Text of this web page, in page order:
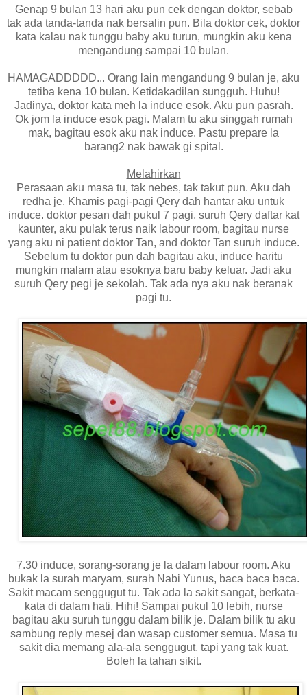
Genap 9 bulan 13 hari aku pun cek dengan doktor, sebab
tak ada tanda-tanda nak bersalin pun. Bila doktor cek, doktor
kata kalau nak tunggu baby aku turun, mungkin aku kena
mengandung sampai 10 bulan.
HAMAGADDDDD... Orang lain mengandung 9 bulan je, aku
tetiba kena 10 bulan. Ketidakadilan sungguh. Huhu!
Jadinya, doktor kata meh la induce esok. Aku pun pasrah.
Ok jom la induce esok pagi. Malam tu aku singgah rumah
mak, bagitau esok aku nak induce. Pastu prepare la
barang2 nak bawak gi spital.
Melahirkan
Perasaan aku masa tu, tak nebes, tak takut pun. Aku dah
redha je. Khamis pagi-pagi Qery dah hantar aku untuk
induce. doktor pesan dah pukul 7 pagi, suruh Qery daftar kat
kaunter, aku pulak terus naik labour room, bagitau nurse
yang aku ni patient doktor Tan, and doktor Tan suruh induce.
Sebelum tu doktor pun dah bagitau aku, induce haritu
mungkin malam atau esoknya baru baby keluar. Jadi aku
suruh Qery pegi je sekolah. Tak ada nya aku nak beranak
pagi tu.
7.30 induce, sorang-sorang je la dalam labour room. Aku
bukak la surah maryam, surah Nabi Yunus, baca baca baca.
Sakit macam senggugut tu. Tak ada la sakit sangat, berkata-
kata di dalam hati. Hihi! Sampai pukul 10 lebih, nurse
bagitau aku suruh tunggu dalam bilik je. Dalam bilik tu aku
sambung reply mesej dan wasap customer semua. Masa tu
sakit dia memang ala-ala senggugut, tapi yang tak kuat.
Boleh la tahan sikit.